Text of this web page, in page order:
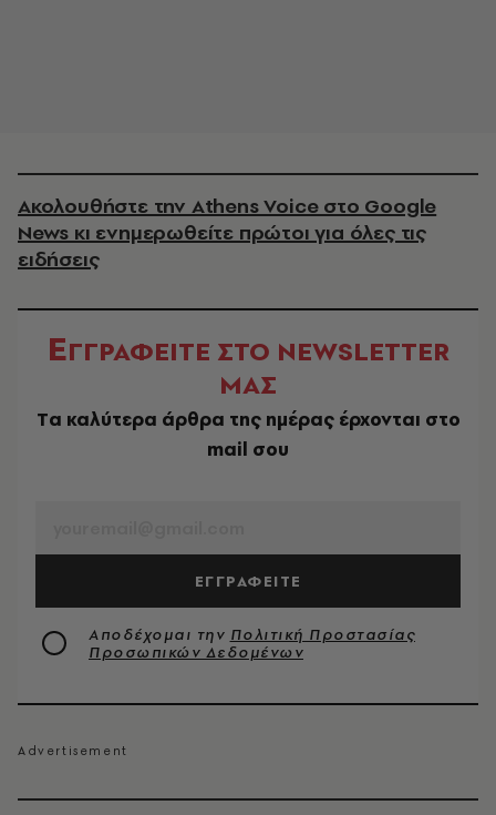
Ακολουθήστε την Athens Voice στο Google
News κι ενημερωθείτε πρώτοι για όλες τις
ειδήσεις
ΕΓΓΡΑΦΕΙΤΕ ΣΤΟ NEWSLETTER
ΜΑΣ
Tα καλύτερα άρθρα της ημέρας έρχονται στο
mail σου
ΕΓΓΡΑΦΕΙΤΕ
Αποδέχομαι την Πολιτική Προστασίας
Προσωπικών Δεδομένων